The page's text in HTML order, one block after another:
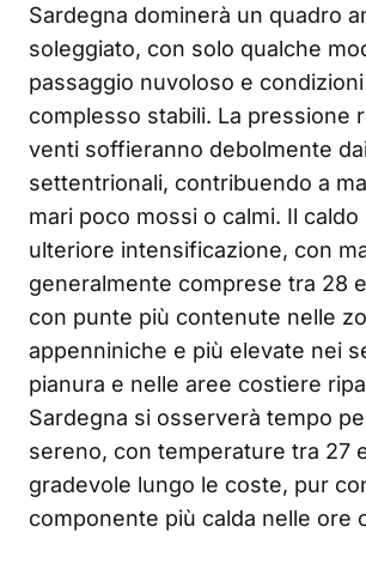
Sardegna dominerà un quadro
soleggiato, con solo qualche
passaggio nuvoloso e
complesso stabili. La pressione
venti soffieranno debolmente
settentrionali, contribuendo a
mari poco mossi o calmi. Il caldo
ulteriore intensificazione, con
generalmente comprese tra 28
con punte più contenute nelle
appenniniche e più elevate nei
pianura e nelle aree costiere
Sardegna si osserverà tempo
sereno, con temperature tra 27
gradevole lungo le coste, pur
componente più calda nelle ore